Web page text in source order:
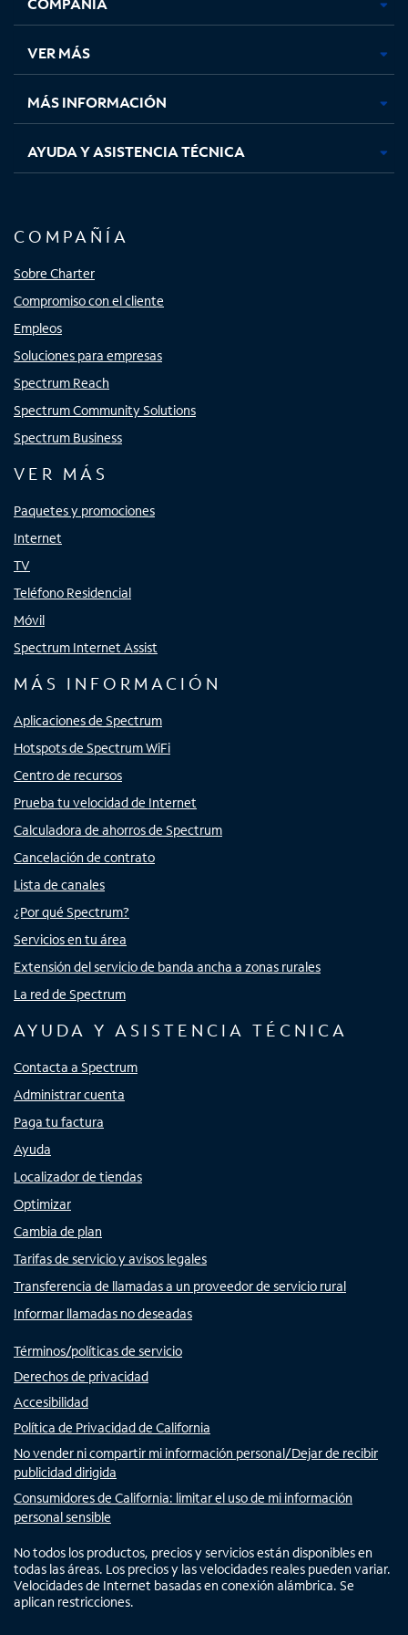
en
pestaña
nueva
en
pestaña
nueva
en
pestaña
nueva
en
nueva
VER MÁS
MÁS INFORMACIÓN
AYUDA Y ASISTENCIA TÉCNICA
COMPAÑÍA
Sobre Charter
Compromiso con el cliente
Empleos
Soluciones para empresas
Spectrum Reach
Spectrum Community Solutions
Spectrum Business
VER MÁS
Paquetes y promociones
Internet
TV
Teléfono Residencial
Móvil
Spectrum Internet Assist
MÁS INFORMACIÓN
Aplicaciones de Spectrum
Hotspots de Spectrum WiFi
Centro de recursos
Prueba tu velocidad de Internet
Calculadora de ahorros de Spectrum
Cancelación de contrato
Lista de canales
¿Por qué Spectrum?
Servicios en tu área
Extensión del servicio de banda ancha a zonas rurales
La red de Spectrum
AYUDA Y ASISTENCIA TÉCNICA
Contacta a Spectrum
Administrar cuenta
Paga tu factura
Ayuda
Localizador de tiendas
Optimizar
Cambia de plan
Tarifas de servicio y avisos legales
Transferencia de llamadas a un proveedor de servicio rural
Informar llamadas no deseadas
Términos/políticas de servicio
Derechos de privacidad
Accesibilidad
Política de Privacidad de California
No vender ni compartir mi información personal/Dejar de recibir
publicidad dirigida
Consumidores de California: limitar el uso de mi información
personal sensible
No todos los productos, precios y servicios están disponibles en
todas las áreas. Los precios y las velocidades reales pueden variar.
Velocidades de Internet basadas en conexión alámbrica. Se
aplican restricciones.